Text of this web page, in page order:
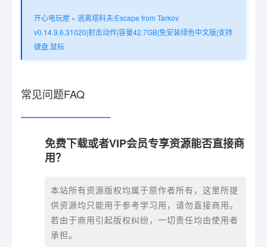
开心电玩屋 » 逃离塔科夫/Escape from Tarkov
v0.14.9.6.31020|射击动作|容量42.7GB|免安装绿色中文版|支持
键盘.鼠标
常见问题FAQ
免费下载或者VIP会员专享资源能否直接商
用？
本站所有资源版权均属于原作者所有，这里所提
供资源均只能用于参考学习用，请勿直接商用。
若由于商用引起版权纠纷，一切责任均由使用者
承担。